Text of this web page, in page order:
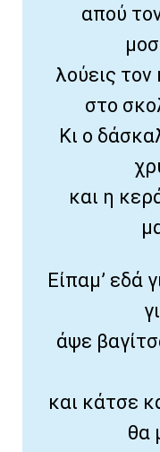
απού
λούεις τον
στο
Κι ο
και η
Είπαμ’ εδά
άψε
και κάτσε
θα